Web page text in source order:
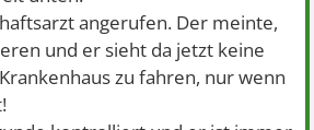
angerufen. Der meinte,
und er sieht da jetzt keine
zu fahren, nur wenn